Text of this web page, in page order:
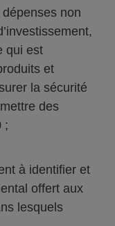
non
qui est
et
la sécurité
des
;
à identifier et
offert aux
lesquels